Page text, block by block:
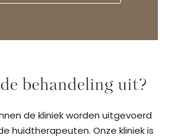
behandeling uit?
de kliniek worden uitgevoerd
huidtherapeuten. Onze kliniek is